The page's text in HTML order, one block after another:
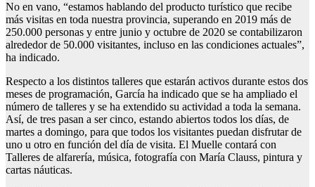
No en vano, “estamos hablando del producto turístico que recibe
más visitas en toda nuestra provincia, superando en 2019 más de
250.000 personas y entre junio y octubre de 2020 se contabilizaron
alrededor de 50.000 visitantes, incluso en las condiciones actuales”,
ha indicado.
Respecto a los distintos talleres que estarán activos durante estos dos
meses de programación, García ha indicado que se ha ampliado el
número de talleres y se ha extendido su actividad a toda la semana.
Así, de tres pasan a ser cinco, estando abiertos todos los días, de
martes a domingo, para que todos los visitantes puedan disfrutar de
uno u otro en función del día de visita. El Muelle contará con
Talleres de alfarería, música, fotografía con María Clauss, pintura y
cartas náuticas.